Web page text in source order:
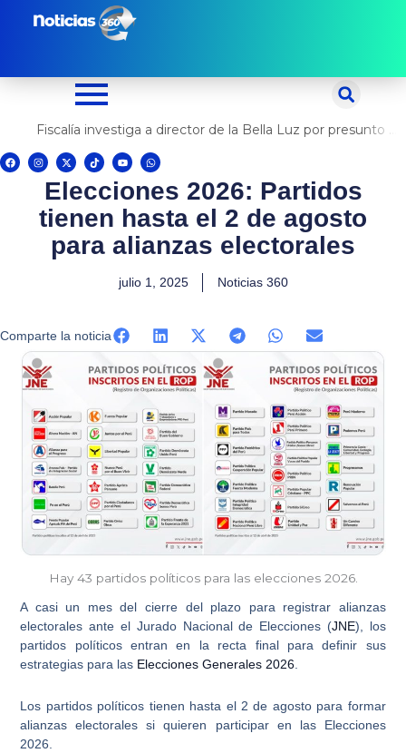
Fiscalía investiga a director de la Bella Luz por presunto abuso contra cantante Naldy Saldaña
F
a
c
I
n
s
r
a
X
-
t
w
t
e
T
i
k
t
o
Y
o
u
t
u
b
e
W
h
a
t
s
p
p
Elecciones 2026: Partidos
tienen hasta el 2 de agosto
para alianzas electorales
julio 1, 2025 Noticias 360
Comparte la noticia
Hay 43 partidos políticos para las elecciones 2026.
A casi un mes del cierre del plazo para registrar alianzas
electorales ante el Jurado Nacional de Elecciones (JNE) , los
partidos políticos entran en la recta final para definir sus
estrategias para las Elecciones Generales 2026
Los partidos políticos tienen hasta el 2 de agosto para formar
alianzas electorales si quieren participar en las Elecciones
2026